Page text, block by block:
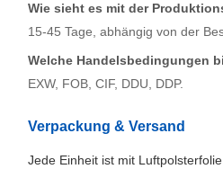
Wie sieht es mit der
15-45 Tage, abhängig von der
Welche Handelsbedingungen
EXW, FOB, CIF, DDU, DDP.
Verpackung & Versand
Jede Einheit ist mit